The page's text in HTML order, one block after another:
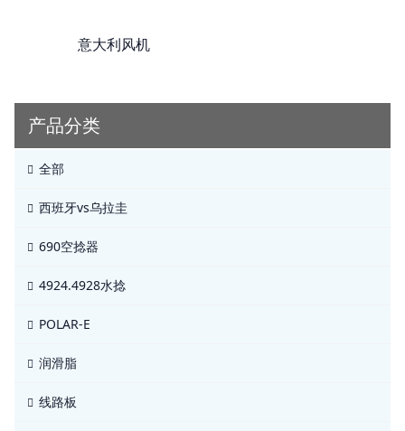
意大利风机
产品分类
全部
西班牙vs乌拉圭
690空捻器
4924.4928水捻
POLAR-E
润滑脂
线路板